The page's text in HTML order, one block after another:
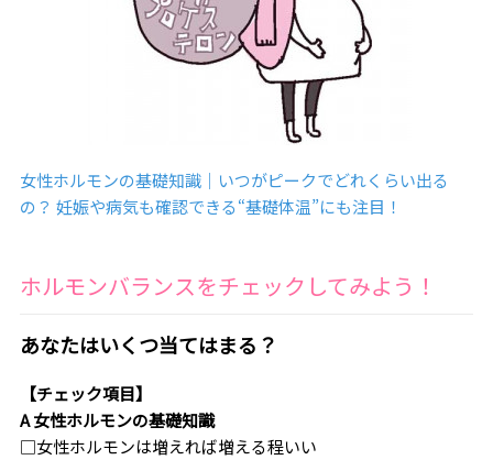
女性ホルモンの基礎知識｜いつがピークでどれくらい出る
の？ 妊娠や病気も確認できる“基礎体温”にも注目！
ホルモンバランスをチェックしてみよう！
あなたはいくつ当てはまる？
【チェック項目】
A 女性ホルモンの基礎知識
□女性ホルモンは増えれば増える程いい